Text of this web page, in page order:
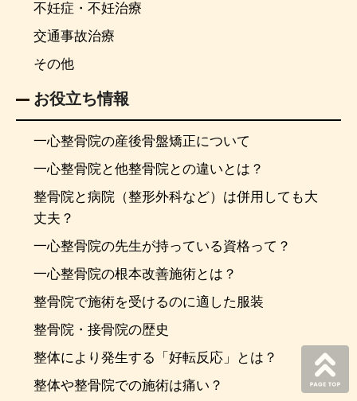
不妊症・不妊治療
交通事故治療
その他
お役立ち情報
一心整骨院の産後骨盤矯正について
一心整骨院と他整骨院との違いとは？
整骨院と病院（整形外科など）は併用しても大
丈夫？
一心整骨院の先生が持っている資格って？
一心整骨院の根本改善施術とは？
整骨院で施術を受けるのに適した服装
整骨院・接骨院の歴史
整体により発生する「好転反応」とは？
整体や整骨院での施術は痛い？